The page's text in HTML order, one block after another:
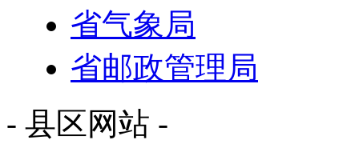
省气象局
省邮政管理局
- 县区网站 -